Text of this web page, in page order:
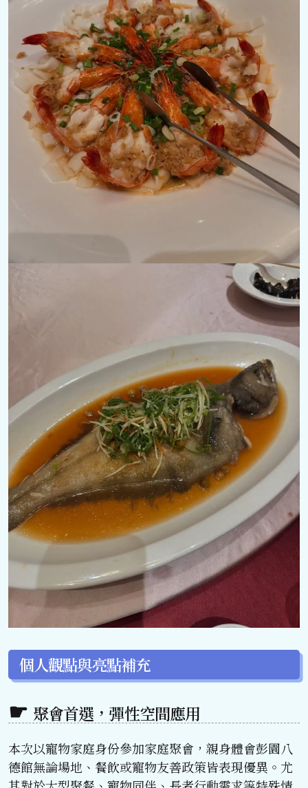
個人觀點與亮點補充
聚會首選，彈性空間應用
本次以寵物家庭身份參加家庭聚會，親身體會彭園八
德館無論場地、餐飲或寵物友善政策皆表現優異。尤